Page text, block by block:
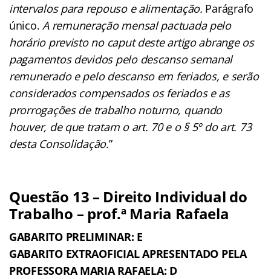
intervalos para repouso e alimentação. Parágrafo
único.A remuneração mensal pactuada pelo
horário previsto no caput deste artigo abrange os
pagamentos devidos pelo descanso semanal
remunerado e pelo descanso em feriados, e serão
considerados compensados os feriados e as
prorrogações de trabalho noturno, quando
houver, de que tratam o art. 70 e o § 5º do art. 73
desta Consolidação.”
Questão 13 – Direito Individual do
Trabalho – prof.ª Maria Rafaela
GABARITO PRELIMINAR: E
GABARITO EXTRAOFICIAL APRESENTADO PELA
PROFESSORA MARIA RAFAELA: D